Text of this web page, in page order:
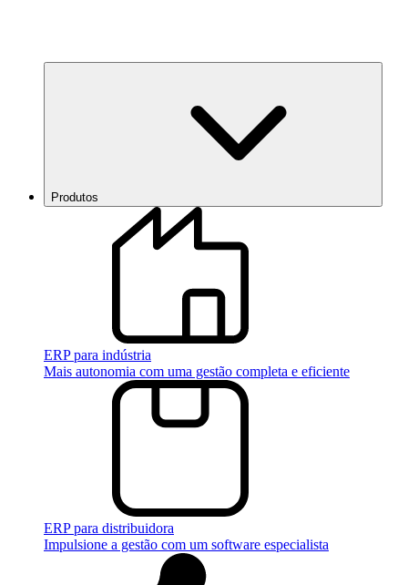
Produtos
ERP para indústria
Mais autonomia com uma gestão completa e eficiente
ERP para distribuidora
Impulsione a gestão com um software especialista